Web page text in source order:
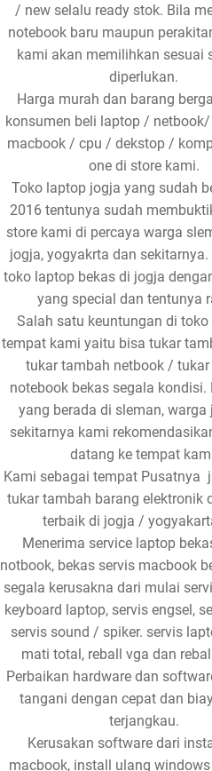
/ new selalu ready stok. Bila
notebook baru maupun
kami akan memilihkan sesuai
diperlukan.
Harga murah dan barang
konsumen beli laptop /
macbook / cpu / dekstop /
one di store kami.
Toko laptop jogja yang sudah
2016 tentunya sudah
store kami di percaya warga
jogja, yogyakrta dan
toko laptop bekas di jogja
yang special dan tentunya
Salah satu keuntungan di
tempat kami yaitu bisa tukar
tukar tambah netbook /
notebook bekas segala kondisi.
yang berada di sleman, warga
sekitarnya kami
datang ke tempat
Kami sebagai tempat Pusatnya
tukar tambah barang elektronik
terbaik di jogja /
Menerima service laptop
notbook, bekas servis macbook
segala kerusakna dari mulai
keyboard laptop, servis engsel,
servis sound / spiker. servis
mati total, reball vga dan
Perbaikan hardware dan
tangani dengan cepat dan
terjangkau.
Kerusakan software dari
macbook, install ulang